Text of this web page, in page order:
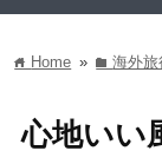
home Home » folder海外旅
心地いい